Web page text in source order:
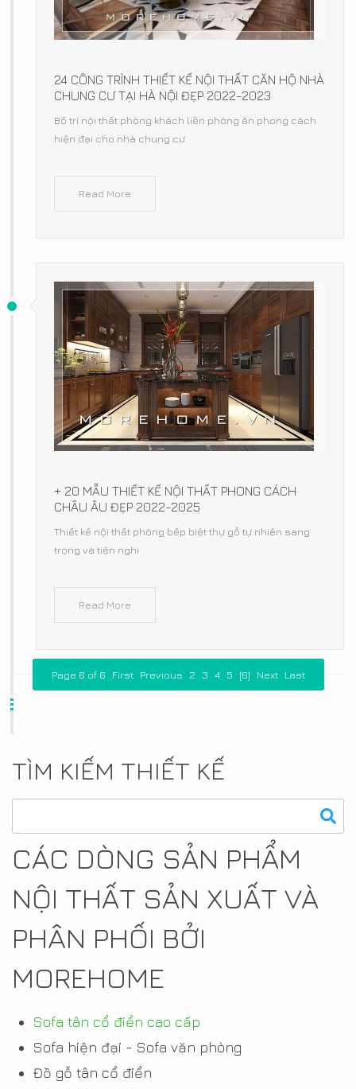
24 CÔNG TRÌNH THIẾT KẾ NỘI THẤT CĂN HỘ NHÀ
CHUNG CƯ TẠI HÀ NỘI ĐẸP 2022-2023
Bố trí nội thất phòng khách liền phòng ăn phong cách
hiện đại cho nhà chung cư
Read More
+ 20 MẪU THIẾT KẾ NỘI THẤT PHONG CÁCH
CHÂU ÂU ĐẸP 2022-2025
Thiết kế nội thất phòng bếp biệt thự gỗ tự nhiên sang
trọng và tiện nghi
Read More
Page 6 of 6 First Previous 2 3 4 5 [6] Next Last
TÌM KIẾM THIẾT KẾ
CÁC DÒNG SẢN PHẨM
NỘI THẤT SẢN XUẤT VÀ
PHÂN PHỐI BỞI
MOREHOME
Sofa tân cổ điển cao cấp
Sofa hiện đại - Sofa văn phòng
Đồ gỗ tân cổ điển